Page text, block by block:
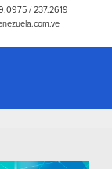
/237.2619